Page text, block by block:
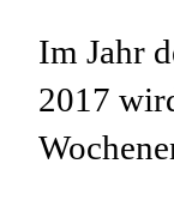
Im Jahr
2017